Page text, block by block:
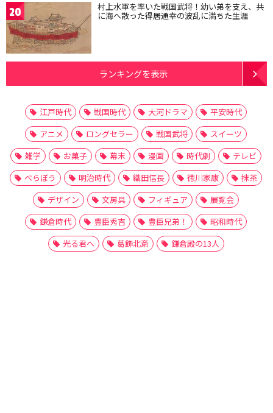
20 村上水軍を率いた戦国武将！幼い弟を支え、共
に海へ散った得居通幸の波乱に満ちた生涯
ランキングを表示
江戸時代 戦国時代 大河ドラマ
平安時代
アニメ
ロングセラー 戦国武将
スイーツ
雑学
お菓子 幕末 漫画 時代劇
テレビ
べらぼう
明治時代 織田信長 徳川家康
抹茶
デザイン
文房具 フィギュア
展覧会
鎌倉時代
豊臣秀吉 豊臣兄弟！
昭和時代
光る君へ
葛飾北斎 鎌倉殿の13人